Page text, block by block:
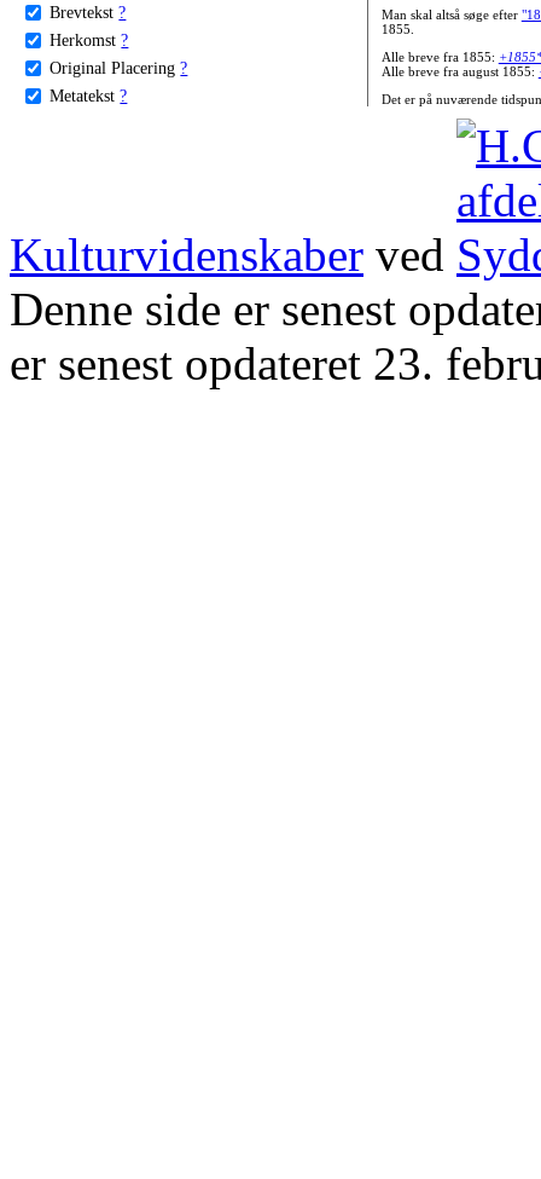
Brevtekst ?
Herkomst ?
Original Placering ?
Metatekst ?
Man skal altså søge efter
1855.
Alle breve fra 1855:
Alle breve fra august 1855:
Det er på nuværende
Kulturvidenskaber ved
Denne side er senest
er senest opdateret 23.